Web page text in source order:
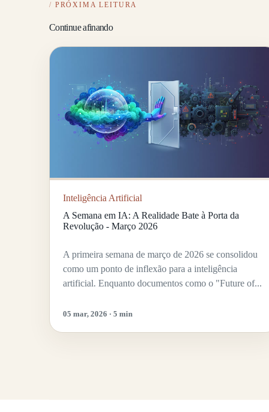
PRÓXIMA LEITURA
Continue afinando
Inteligência Artificial
A Semana em IA: A Realidade Bate à Porta da
Revolução - Março 2026
A primeira semana de março de 2026 se consolidou
como um ponto de inflexão para a inteligência
artificial. Enquanto documentos como o "Future of...
05 mar, 2026 · 5 min